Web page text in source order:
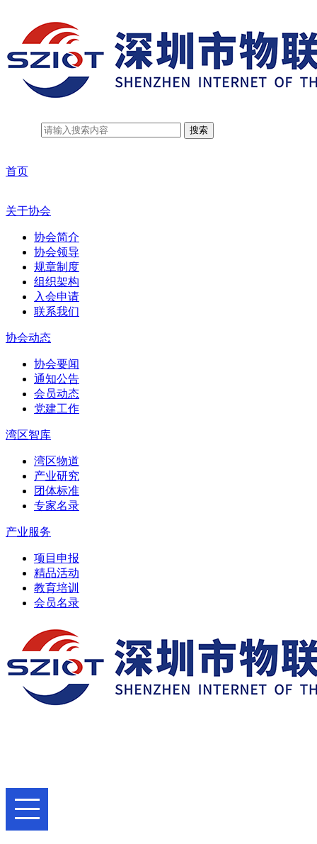
搜索
首页
关于协会
协会简介
协会领导
规章制度
组织架构
入会申请
联系我们
协会动态
协会要闻
通知公告
会员动态
党建工作
湾区智库
湾区物道
产业研究
团体标准
专家名录
产业服务
项目申报
精品活动
教育培训
会员名录